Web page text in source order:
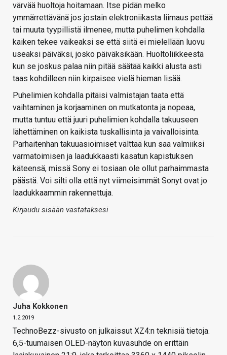
värvää huoltoja hoitamaan. Itse pidän melko
ymmärrettävänä jos jostain elektroniikasta liimaus pettää
tai muuta tyypillistä ilmenee, mutta puhelimen kohdalla
kaiken tekee vaikeaksi se että siitä ei mielellään luovu
useaksi päiväksi, josko päiväksikään. Huoltoliikkeestä
kun se joskus palaa niin pitää säätää kaikki alusta asti
taas kohdilleen niin kirpaisee vielä hieman lisää.
Puhelimien kohdalla pitäisi valmistajan taata että
vaihtaminen ja korjaaminen on mutkatonta ja nopeaa,
mutta tuntuu että juuri puhelimien kohdalla takuuseen
lähettäminen on kaikista tuskallisinta ja vaivalloisinta.
Parhaitenhan takuuasioimiset välttää kun saa valmiiksi
varmatoimisen ja laadukkaasti kasatun kapistuksen
käteensä, missä Sony ei tosiaan ole ollut parhaimmasta
päästä. Voi silti olla että nyt viimeisimmät Sonyt ovat jo
laadukkaammin rakennettuja.
Kirjaudu sisään vastataksesi
Juha Kokkonen
1.2.2019
TechnoBezz-sivusto on julkaissut XZ4:n teknisiä tietoja.
6,5-tuumaisen OLED-näytön kuvasuhde on erittäin